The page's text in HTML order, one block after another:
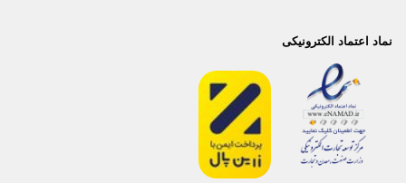
نماد اعتماد الکترونیکی